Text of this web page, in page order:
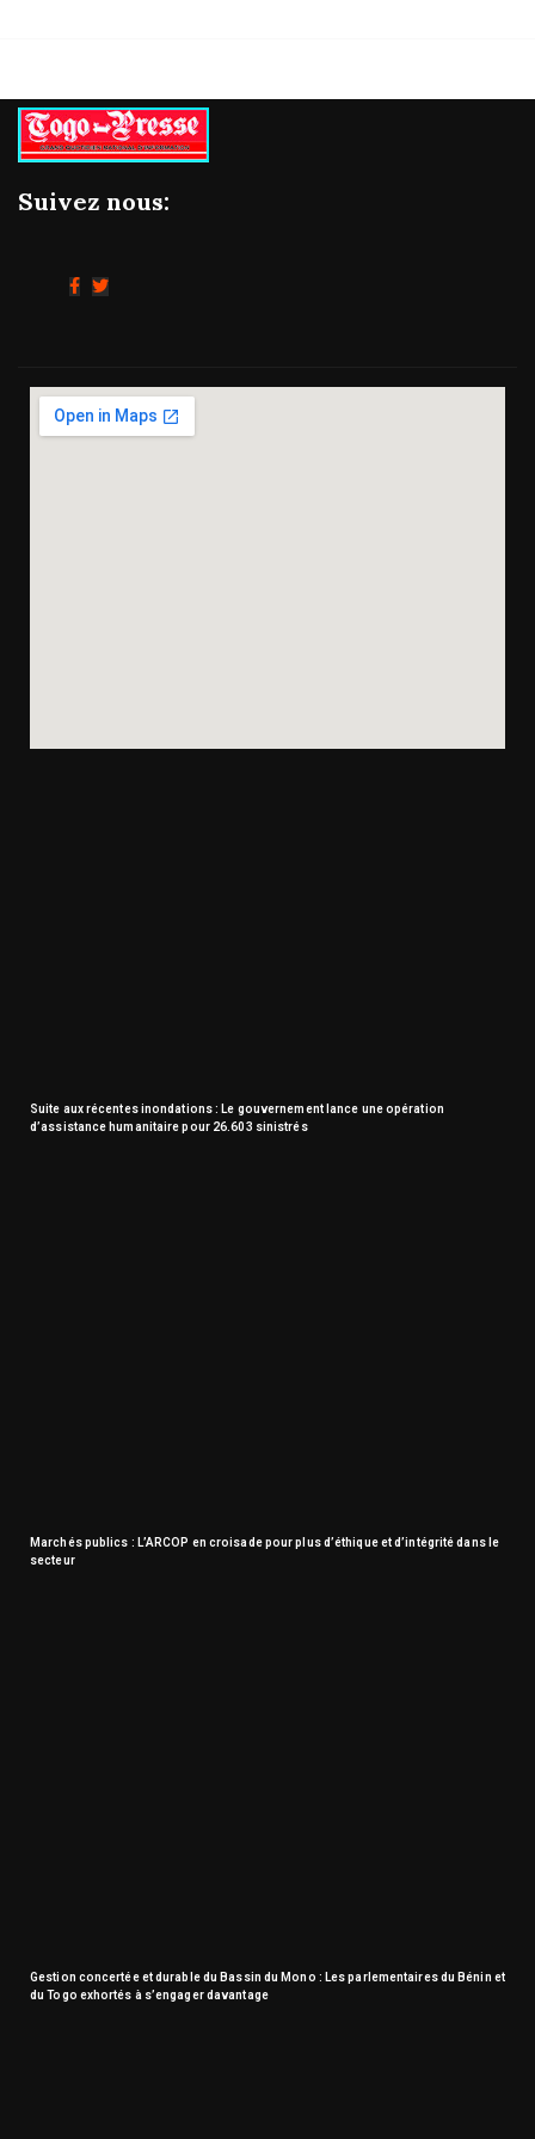
Suivez nous:
Suite aux récentes inondations : Le gouvernement lance une opération
d’assistance humanitaire pour 26.603 sinistrés
Marchés publics : L’ARCOP en croisade pour plus d’éthique et d’intégrité dans le
secteur
Gestion concertée et durable du Bassin du Mono : Les parlementaires du Bénin et
du Togo exhortés à s’engager davantage